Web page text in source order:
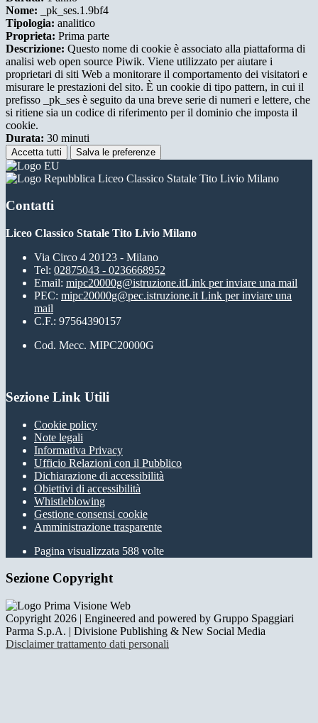
Nome: _pk_ses.1.9bf4
Tipologia: analitico
Proprieta: Prima parte
Descrizione: Questo nome di cookie è associato alla piattaforma di
analisi web open source Piwik. Viene utilizzato per aiutare i
proprietari di siti Web a monitorare il comportamento dei visitatori e
misurare le prestazioni del sito. È un cookie di tipo pattern, in cui il
prefisso _pk_ses è seguito da una breve serie di numeri e lettere, che
si ritiene sia un codice di riferimento per il dominio che imposta il
cookie.
Durata: 30 minuti
Accetta tutti Salva le preferenze
Liceo Classico Statale Tito Livio Milano
Contatti
Liceo Classico Statale Tito Livio Milano
Via Circo 4 20123 - Milano
Tel: 02875043 - 0236668952
Email: mipc20000g@istruzione.itLink per inviare una mail
PEC: mipc20000g@pec.istruzione.it Link per inviare una
mail
C.F.: 97564390157
Cod. Mecc. MIPC20000G
Sezione Link Utili
Cookie policy
Note legali
Informativa Privacy
Ufficio Relazioni con il Pubblico
Dichiarazione di accessibilità
Obiettivi di accessibilità
Whistleblowing
Gestione consensi cookie
Amministrazione trasparente
Pagina visualizzata 588 volte
Sezione Copyright
Copyright 2026 | Engineered and powered by Gruppo Spaggiari
Parma S.p.A. | Divisione Publishing & New Social Media
Disclaimer trattamento dati personali